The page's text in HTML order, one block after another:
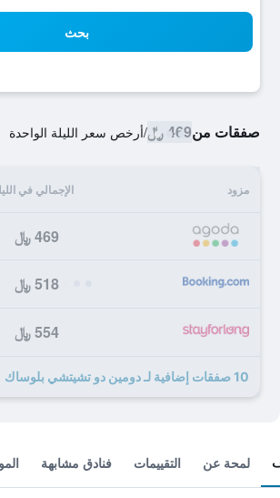
بحث
صفقات من469 ﷼ /أرخص سعر الليلة الواحدة
مزود الإجمالي في
469 ﷼
518 ﷼
554 ﷼
10 صفقات إضافية لـ دومين دو تشيتشي بلوساك
لمحة عن التقييمات فنادق مشابهة